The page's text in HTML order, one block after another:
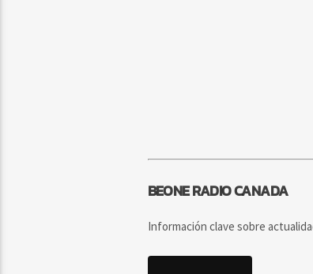
BEONE RADIO CANADA
Información clave sobre